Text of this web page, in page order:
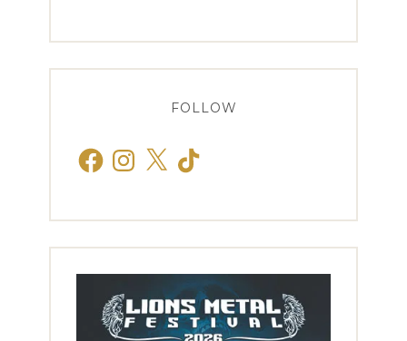
FOLLOW
FacebookInstagram
X TikTok